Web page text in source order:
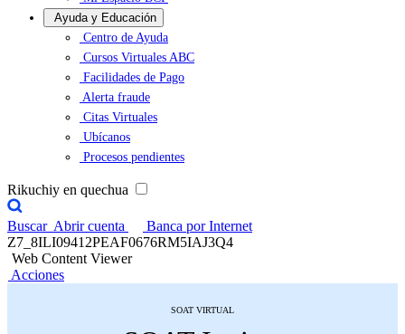
Ayuda y Educación
Centro de Ayuda
Cursos Virtuales ABC
Facilidades de Pago
Alerta fraude
Citas Virtuales
Ubícanos
Procesos pendientes
Rikuchiy en quechua
Buscar Abrir cuenta
Banca por Internet
Z7_8ILI09412PEAF0676RM5IAJ3Q4
Web Content Viewer
Acciones
SOAT VIRTUAL